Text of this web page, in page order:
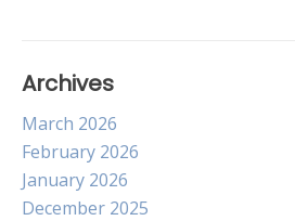
Archives
March 2026
February 2026
January 2026
December 2025